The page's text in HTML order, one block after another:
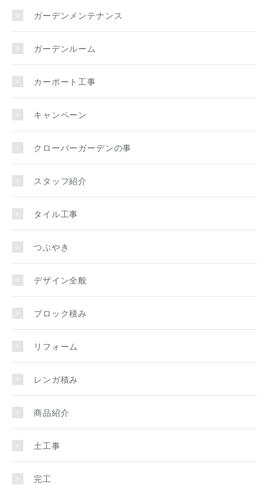
ガーデンメンテナンス
ガーデンルーム
カーポート工事
キャンペーン
クローバーガーデンの事
スタッフ紹介
タイル工事
つぶやき
デザイン全般
ブロック積み
リフォーム
レンガ積み
商品紹介
土工事
完工